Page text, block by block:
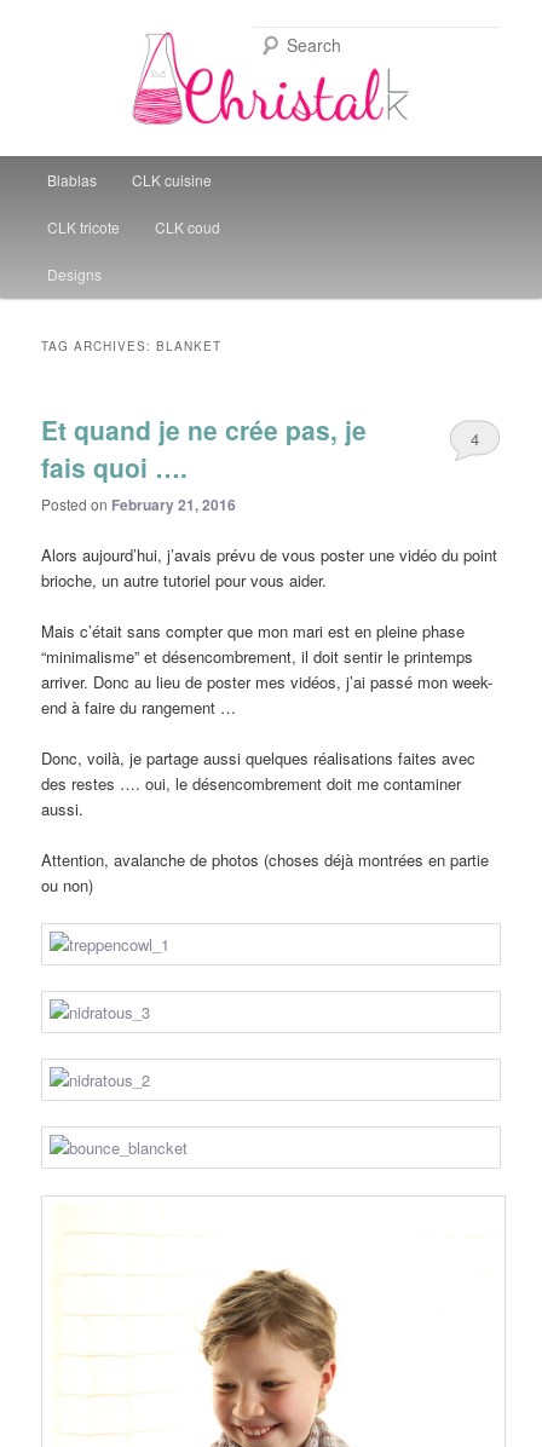
Christal Little Kitchen
Skip to primary content
Skip to secondary content
Blablas CLK cuisine
CLK tricote CLK coud
Designs
TAG ARCHIVES:BLANKET
Et quand je ne crée pas, je
fais quoi ….
Posted on February 21, 2016
4
Alors aujourd’hui, j’avais prévu de vous poster une vidéo du point
brioche, un autre tutoriel pour vous aider.
Mais c’était sans compter que mon mari est en pleine phase
“minimalisme” et désencombrement, il doit sentir le printemps
arriver. Donc au lieu de poster mes vidéos, j’ai passé mon week-
end à faire du rangement …
Donc, voilà, je partage aussi quelques réalisations faites avec
des restes …. oui, le désencombrement doit me contaminer
aussi.
Attention, avalanche de photos (choses déjà montrées en partie
ou non)